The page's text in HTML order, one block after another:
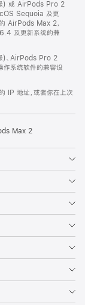
) 或 AirPods Pro 2
Sequoia 及更
AirPods Max 2，
及更新系统的兼
)、AirPods Pro 2
系统软件的兼容设
IP 地址，或者你在上次
Max 2